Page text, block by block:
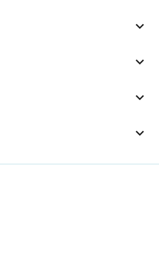



